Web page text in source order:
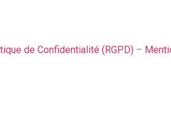
de Confidentialité (RGPD)–